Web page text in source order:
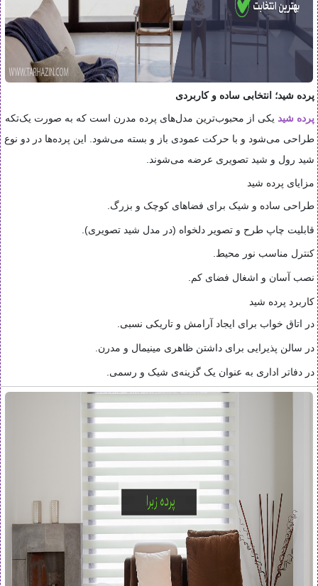
پرده شید؛ انتخابی ساده و کاربردی
پرده شید یکی از محبوب‌ترین مدل‌های پرده مدرن است که به صورت یک‌تکه
طراحی می‌شود و با حرکت عمودی باز و بسته می‌شود. این پرده‌ها در دو نوع
شید رول و شید تصویری عرضه می‌شوند.
مزایای پرده شید
طراحی ساده و شیک برای فضاهای کوچک و بزرگ.
قابلیت چاپ طرح و تصویر دلخواه (در مدل شید تصویری).
کنترل مناسب نور محیط.
نصب آسان و اشغال فضای کم.
کاربرد پرده شید
در اتاق خواب برای ایجاد آرامش و تاریکی نسبی.
در سالن پذیرایی برای داشتن ظاهری مینیمال و مدرن.
در دفاتر اداری به عنوان یک گزینه‌ی شیک و رسمی.